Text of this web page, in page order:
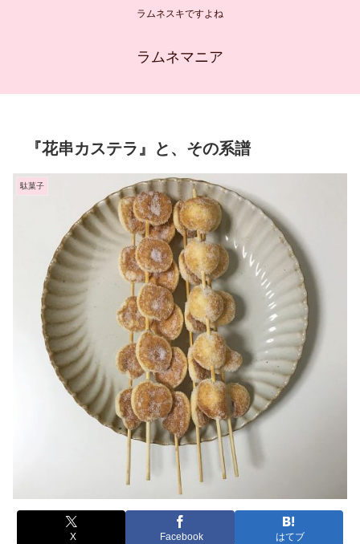
ラムネスキですよね
ラムネマニア
『花串カステラ』と、その系譜
駄菓子
X Facebook はてブ